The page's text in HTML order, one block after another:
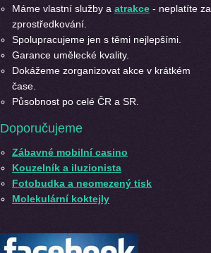
Máme vlastní služby a atrakce - neplatíte za
zprostředkování.
Spolupracujeme jen s těmi nejlepšími.
Garance umělecké kvality.
Dokážeme zorganizovat akce v krátkém
čase.
Působnost po celé ČR a SR.
Doporučujeme
Zábavné mobilní casino
Kouzelník a iluzionista
Fotobudka a neomezený tisk
Molekulární koktejly